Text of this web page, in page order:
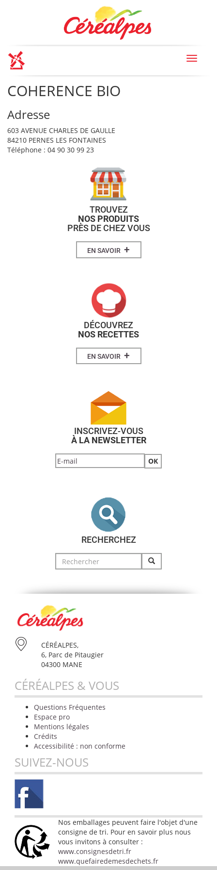
Toggle
COHERENCE BIO
Adresse
603 AVENUE CHARLES DE GAULLE
84210 PERNES LES FONTAINES
Téléphone : 04 90 30 99 23
TROUVEZ
NOS PRODUITS
PRÈS DE CHEZ VOUS
EN SAVOIR +
DÉCOUVREZ
NOS RECETTES
EN SAVOIR +
INSCRIVEZ-VOUS
À LA NEWSLETTER
RECHERCHEZ
Search
for:
CÉRÉALPES,
6, Parc de Pitaugier
04300 MANE
CÉRÉALPES & VOUS
Questions Fréquentes
Espace pro
Mentions légales
Crédits
Accessibilité : non conforme
SUIVEZ-NOUS
Nos emballages peuvent faire l'objet d'une
consigne de tri. Pour en savoir plus nous
vous invitons à consulter :
www.consignesdetri.fr
www.quefairedemesdechets.fr